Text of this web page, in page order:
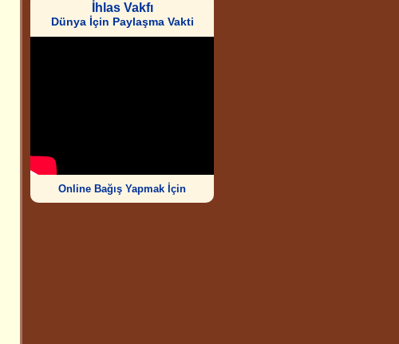
İhlas Vakfı
Dünya İçin Paylaşma Vakti
Online Bağış Yapmak İçin